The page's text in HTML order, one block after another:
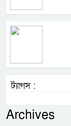
ট্যাগস :
Archives